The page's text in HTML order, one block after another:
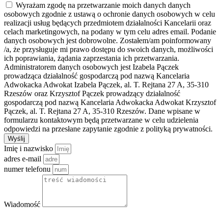
Wyrażam zgodę na przetwarzanie moich danych danych
osobowych zgodnie z ustawą o ochronie danych osobowych w celu
realizacji usług będących przedmiotem działalności Kancelarii oraz
celach marketingowych, na podany w tym celu adres email. Podanie
danych osobowych jest dobrowolne. Zostałem/am poinformowany
/a, że przysługuje mi prawo dostępu do swoich danych, możliwości
ich poprawiania, żądania zaprzestania ich przetwarzania.
Administratorem danych osobowych jest Izabela Pączek
prowadząca działalność gospodarczą pod nazwą Kancelaria
Adwokacka Adwokat Izabela Pączek, al. T. Rejtana 27 A, 35-310
Rzeszów oraz Krzysztof Pączek prowadzący działalność
gospodarczą pod nazwą Kancelaria Adwokacka Adwokat Krzysztof
Pączek, al. T. Rejtana 27 A, 35-310 Rzeszów. Dane wpisane w
formularzu kontaktowym będą przetwarzane w celu udzielenia
odpowiedzi na przesłane zapytanie zgodnie z polityką prywatności.
Wyślij
Imię i nazwisko
adres e-mail
numer telefonu
Wiadomość